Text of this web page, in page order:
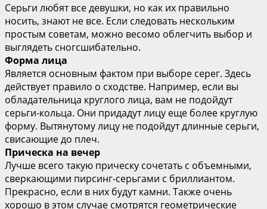
Серьги любят все девушки, но как их правильно
носить, знают не все. Если следовать нескольким
простым советам, можно весомо облегчить выбор и
выглядеть сногсшибательно.
Форма лица
Является основным фактом при выборе серег. Здесь
действует правило о сходстве. Например, если вы
обладательница круглого лица, вам не подойдут
серьги-кольца. Они придадут лицу еще более круглую
форму. Вытянутому лицу не подойдут длинные серьги,
свисающие до плеч.
Прическа на вечер
Лучше всего такую прическу сочетать с объемными,
сверкающими пирсинг-серьгами с бриллиантом.
Прекрасно, если в них будут камни. Также очень
хорошо в этом случае смотрятся геометрические